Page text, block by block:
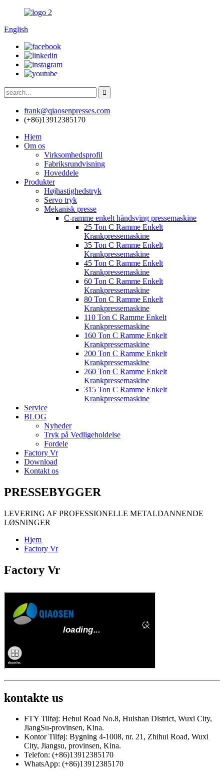
English
frank@qiaosenpresses.com
(+86)13912385170
Hjem
Om os
Virksomhedsprofil
Fabriksrundvisning
Hoveddele
Produkter
Højhastighedstryk
Servo tryk
Mekanisk presse
C-ramme enkelt håndsving pressemaskine
25 Ton C Ramme Enkelt
Krankpressemaskine
35 Ton C Ramme Enkelt
Krankpressemaskine
45 Ton C Ramme Enkelt
Krankpressemaskine
60 Ton C Ramme Enkelt
Krankpressemaskine
80 Ton C Ramme Enkelt
Krankpressemaskine
110 Ton C Ramme Enkelt
Krankpressemaskine
160 Ton C Ramme Enkelt
Krankpressemaskine
200 Ton C Ramme Enkelt
Krankpressemaskine
260 Ton C Ramme Enkelt
Krankpressemaskine
315 Ton C Ramme Enkelt
Krankpressemaskine
Service
BLOG
Nyheder
Tryk på Vedligeholdelse
Fordele
Factory Vr
Download
Kontakt os
PRESSEBYGGER
LEVERING AF PROFESSIONELLE METALDANNENDE
LØSNINGER
Hjem
Factory Vr
Factory Vr
kontakte us
FTY Tilføj: Hehui Road No.8, Huishan District, Wuxi City,
JiangSu-provinsen, Kina.
Kontor Tilføj: Bygning 4-1008, nr. 21, Zhihui Road, Wuxi
City, Jiangsu, provinsen, Kina.
Telefon: (+86)13912385170
WhatsApp: (+86)13912385170